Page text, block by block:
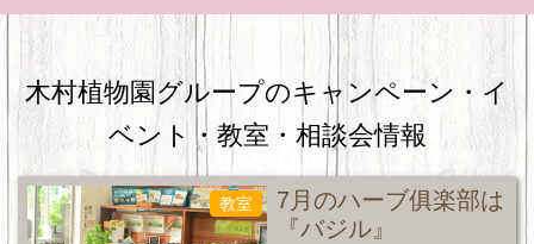
木村植物園グループのキャンペーン・ イ
ベント・教室・相談会情報
教室
7月のハーブ俱楽部は
『バジル』